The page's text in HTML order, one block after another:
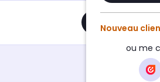
Nouveau
ou me
Ajouter au